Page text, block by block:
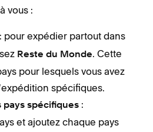
vous :
: pour expédier partout dans
Reste du Monde. Cette
pour lesquels vous avez
spécifiques.
pays spécifiques :
et ajoutez chaque pays